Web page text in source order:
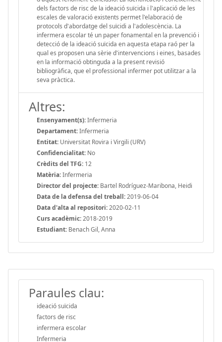
dels factors de risc de la ideació suïcida i l'aplicació de les
escales de valoració existents permet l'elaboració de
protocols d'abordatge del suïcidi a l'adolescència. La
infermera escolar té un paper fonamental en la prevenció i
detecció de la ideació suïcida en aquesta etapa raó per la
qual es proposen una sèrie d'intervencions i eines, basades
en la informació obtinguda a la present revisió
bibliogràfica, que el professional infermer pot utilitzar a la
seva pràctica.
Altres:
Ensenyament(s):Infermeria
Departament:Infermeria
Entitat: Universitat Rovira i Virgili (URV)
Confidencialitat: No
Crèdits del TFG: 12
Matèria:Infermeria
Director del projecte: Bartel Rodríguez-Maribona, Heidi
Data de la defensa del treball:2019-06-04
Data d'alta al repositori:2020-02-11
Curs acadèmic:2018-2019
Estudiant: Benach Gil, Anna
Paraules clau:
ideació suïcida
factors de risc
infermera escolar
Infermeria